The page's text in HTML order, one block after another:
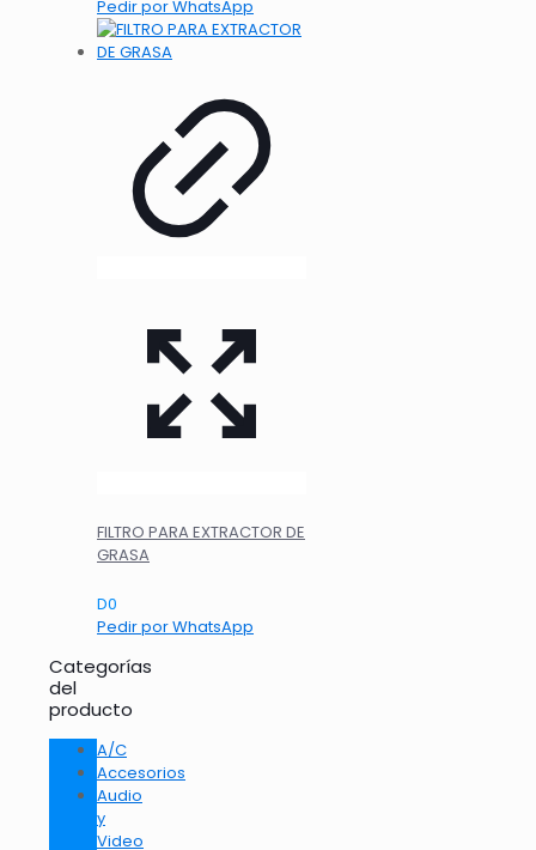
Pedir por WhatsApp
FILTRO PARA EXTRACTOR DE
GRASA
D0
Pedir por WhatsApp
Categorías
del
producto
A/C
Accesorios
Audio
y
Video